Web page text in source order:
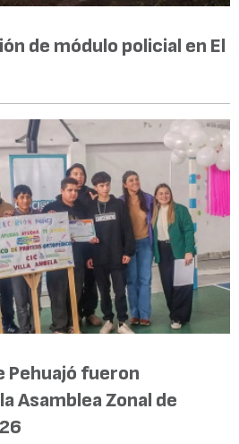
de módulo policial en El
Pehuajó fueron
Asamblea Zonal de